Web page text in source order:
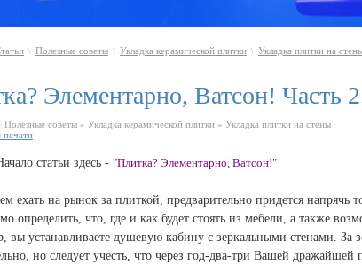
\ Полезные советы \ Укладка керамической плитки \ Укладка плитки на
Элементарно, Ватсон! Часть
Полезные советы » Укладка керамической плитки » Укладка плитки на стены
печати
статьи здесь - "Плитка? Элементарно, Ватсон!"
ехать на рынок за плиткой, предварительно придется напрячь
определить, что, где и как будет стоять из мебели, а также
вы устанавливаете душевую кабину с зеркальными стенами. За
но следует учесть, что через год-два-три Вашей дражайшей